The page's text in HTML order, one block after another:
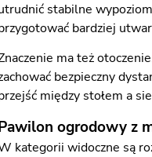
stabilne
bardziej
ma też
bezpieczny
między stołem a
ogrodowy z
kategorii widoczne są